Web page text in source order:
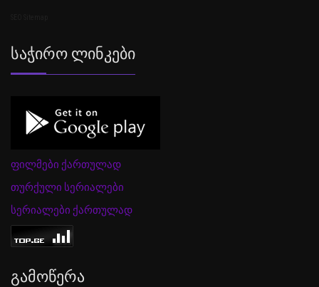
Საჭირო Ლინკები
ფილმები ქართულად
თურქული სერიალები
სერიალები ქართულად
Გამოწერა